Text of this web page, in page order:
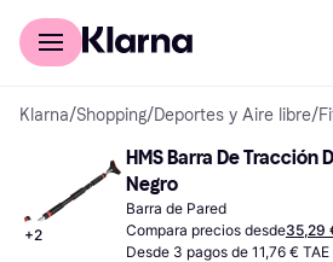
Comprar con Klarna
Klarna/Shopping/Deportes y Aire libre/
+2
HMS Barra De Tracción
Negro
Barra de Pared
Compara precios desde35,29
Desde 3 pagos de 11,76 €